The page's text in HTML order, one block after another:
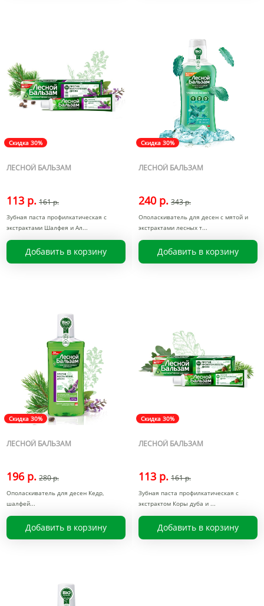
Скидка 30%
ЛЕСНОЙ БАЛЬЗАМ
113 р. 161 р.
Зубная паста профилкатическая с
экстрактами Шалфея и Ал
Добавить в корзину
Скидка 30%
ЛЕСНОЙ БАЛЬЗАМ
240 р. 343 р.
Ополаскиватель для десен с мятой и
экстрактами лесных т
Добавить в корзину
Скидка 30%
ЛЕСНОЙ БАЛЬЗАМ
196 р. 280 р.
Ополаскиватель для десен Кедр,
шалфей
Добавить в корзину
Скидка 30%
ЛЕСНОЙ БАЛЬЗАМ
113 р. 161 р.
Зубная паста профилкатическая с
экстрактом Коры дуба и
Добавить в корзину